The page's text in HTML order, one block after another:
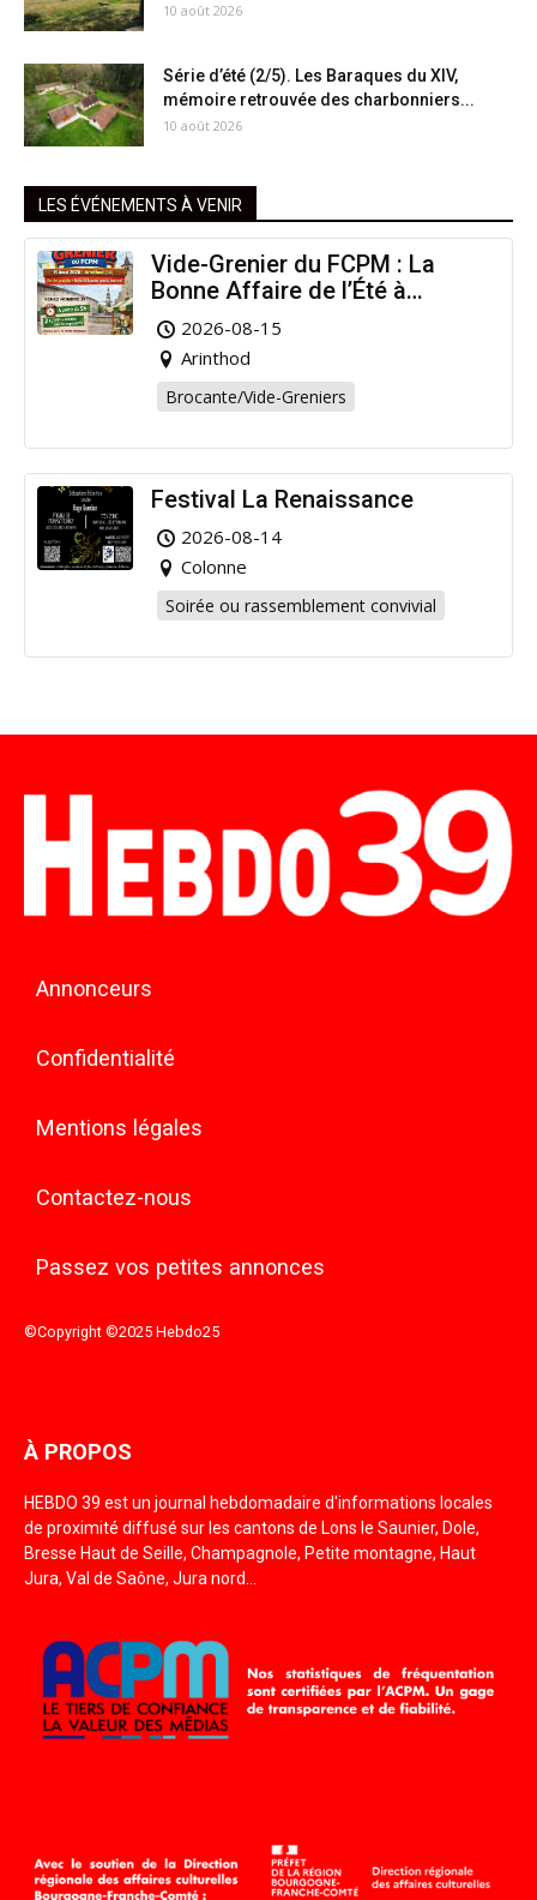
10 août 2026
Série d’été (2/5). Les Baraques du XIV,
mémoire retrouvée des charbonniers...
10 août 2026
LES ÉVÉNEMENTS À VENIR
Vide-Grenier du FCPM : La
Bonne Affaire de l’Été à
Arinthod !
2026-08-15
Arinthod
Brocante/Vide-Greniers
Festival La Renaissance
2026-08-14
Colonne
Soirée ou rassemblement convivial